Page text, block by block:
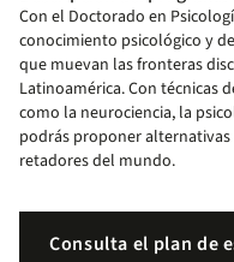
Con el Doctorado en
conocimiento psicológico y
que muevan las fronteras
Latinoamérica. Con técnicas
como la neurociencia, la
podrás proponer
retadores del mundo.
Consulta el plan de